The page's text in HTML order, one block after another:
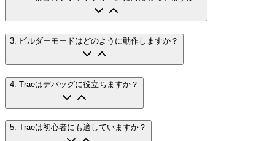
3 ビルダーモードはどのように動作しますか？
4 Traeはデバッグに役立ちますか？
5. Traeは初心者にも適していますか？